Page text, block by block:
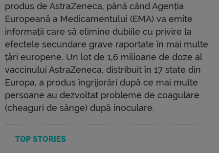
produs de AstraZeneca, până când Agenția
Europeană a Medicamentului (EMA) va emite
informații care să elimine dubiile cu privire la
efectele secundare grave raportate în mai multe
țări europene. Un lot de 1,6 milioane de doze al
vaccinului AstraZeneca, distribuit în 17 state din
Europa, a produs îngrijorări după ce mai multe
persoane au dezvoltat probleme de coagulare
(cheaguri de sânge) după inoculare.
TOP STORIES